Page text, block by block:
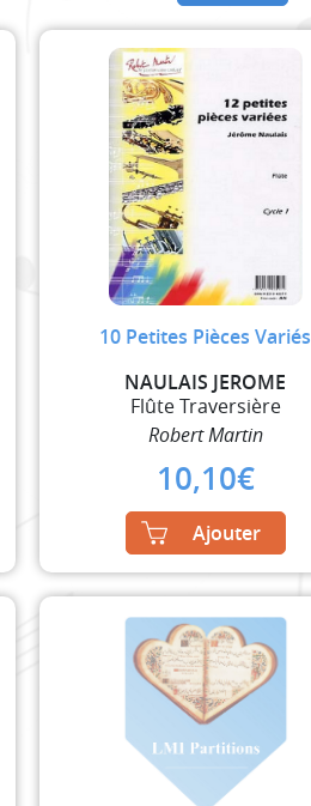
10 Petites Pièces Variés
NAULAIS JEROME
Flûte Traversière
Robert Martin
10,10€
Ajouter